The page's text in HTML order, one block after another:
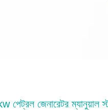
পেট্রল জেনারেটর ম্যানুয়াল